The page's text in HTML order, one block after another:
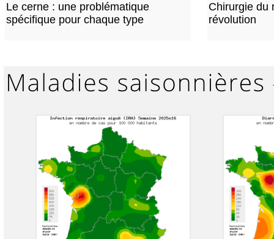
Le cerne : une problématique
spécifique pour chaque type
Chirurgie du
révolution